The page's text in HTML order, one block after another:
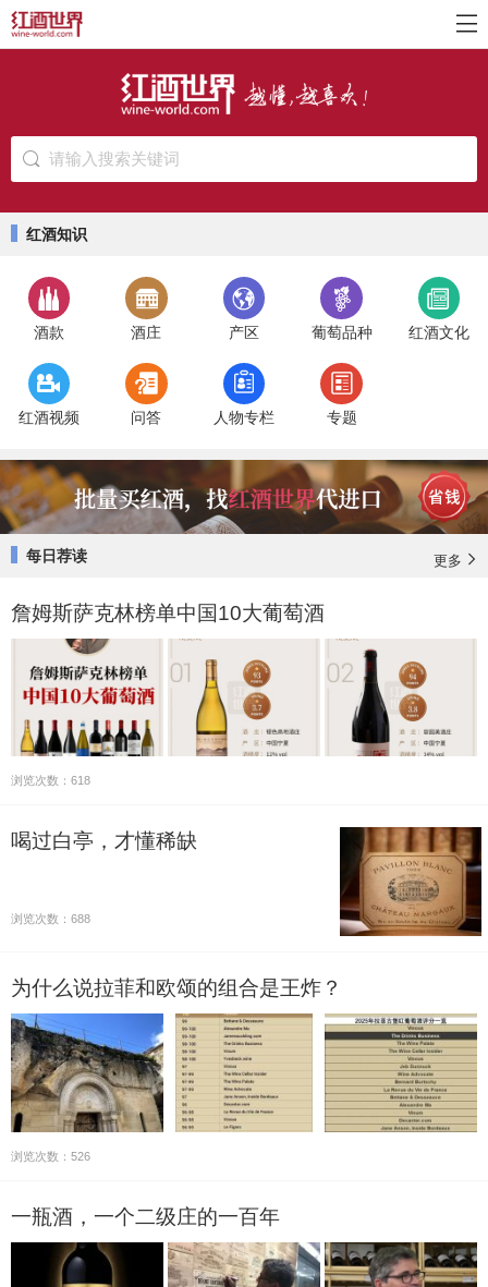
请输入搜索关键词
红酒知识
酒款 酒庄 产区 葡萄品种 红酒文化
红酒视频 问答 人物专栏 专题
每日荐读 更多
詹姆斯萨克林榜单中国10大葡萄酒
浏览次数：618
喝过白亭，才懂稀缺
浏览次数：688
为什么说拉菲和欧颂的组合是王炸？
浏览次数：526
一瓶酒，一个二级庄的一百年